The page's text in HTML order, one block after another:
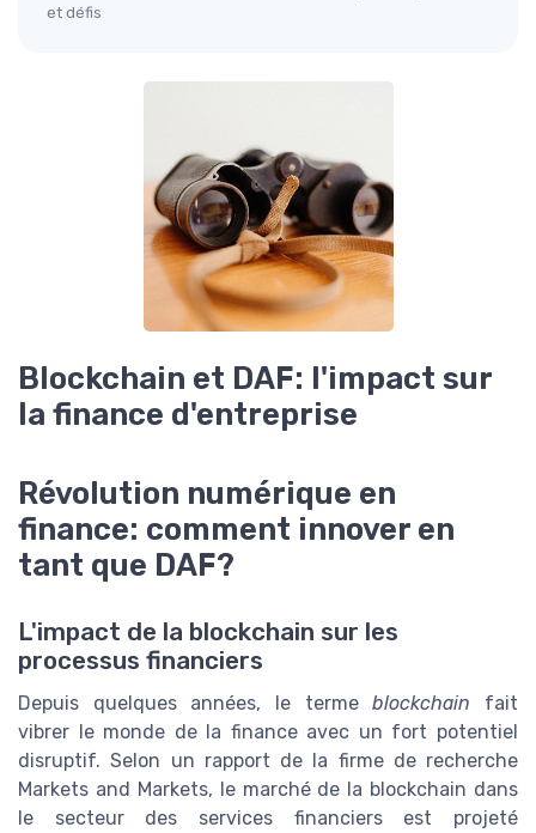
et défis
Blockchain et DAF: l'impact sur
la finance d'entreprise
Révolution numérique en
finance: comment innover en
tant que DAF?
L'impact de la blockchain sur les
processus financiers
Depuis quelques années, le termeblockchain fait
vibrer le monde de la finance avec un fort potentiel
disruptif. Selon un rapport de la firme de recherche
Markets and Markets, le marché de la blockchain dans
le secteur des services financiers est projeté